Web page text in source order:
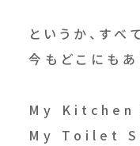
というか、すべ
今もどこにもあ
My Kitchen
My Toilet